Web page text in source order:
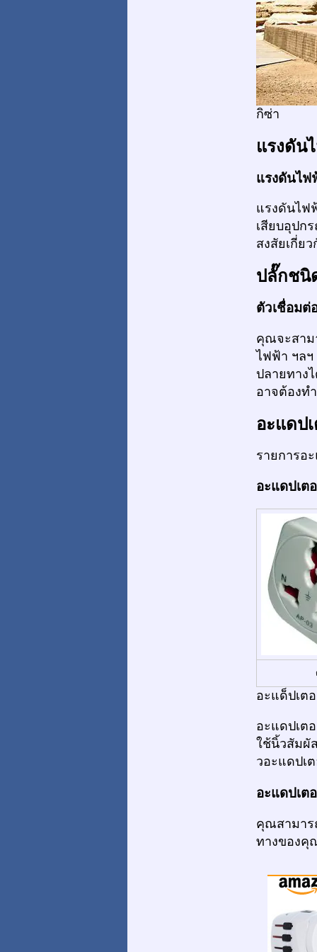
กิซ่า
แรงดัน
แรงดันไ
แรงดันไฟ
เสียบอุปก
สงสัยเกี่ย
ปลั๊กชนิ
ตัวเชื่อมต่
คุณจะสาม
ไฟฟ้า ฯล
ปลายทาง
อาจต้องท
อะแดป
รายการอ
อะแดปเต
อะแด็ปเต
อะแดปเต
ใช้นิ้วสัมผั
วอะแดปเ
อะแดปเต
คุณสามาร
ทางของคุ